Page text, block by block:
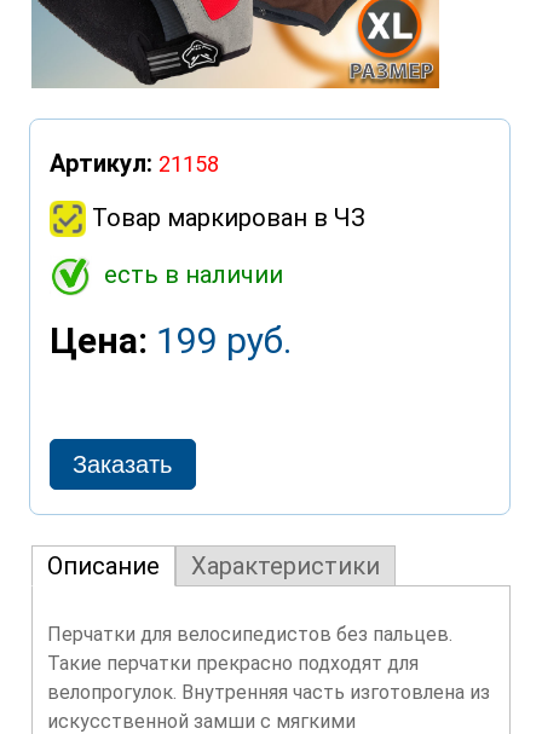
Артикул: 21158
Товар маркирован в ЧЗ
есть в наличии
Цена: 199 руб.
Описание Характеристики
Перчатки для велосипедистов без пальцев.
Такие перчатки прекрасно подходят для
велопрогулок. Внутренняя часть изготовлена из
искусственной замши с мягкими